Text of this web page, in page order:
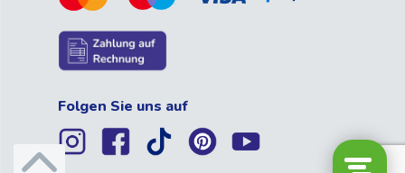
Folgen Sie uns auf